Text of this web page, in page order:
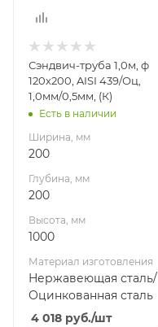
Материал
Нержавеющая
сталь/
Оцинкованная
сталь
УМК
Сэндвич-труба 1,0м, ф
120х200, AISI 439/Оц,
1,0мм/0,5мм, (К)
Есть в наличии
Ширина, мм
200
Глубина, мм
200
Высота, мм
1000
Материал изготовления
Нержавеющая сталь/
Оцинкованная сталь
4 018 руб./шт